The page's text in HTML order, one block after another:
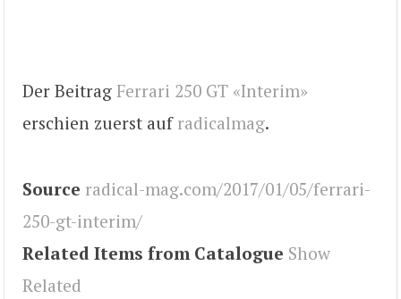
Der Beitrag Ferrari 250 GT «Interim»
erschien zuerst auf radicalmag.
Source radical-mag.com/2017/01/05/ferrari-
250-gt-interim/
Related Items from Catalogue Show
Related